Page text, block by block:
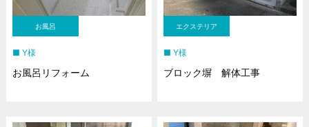
お風呂
Y様
お風呂リフォーム
エクステリア
Y様
ブロック塀 解体工事